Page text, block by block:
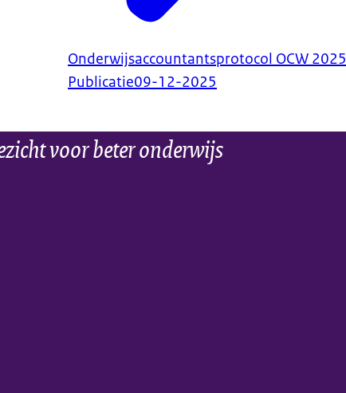
Onderwijsaccountantsprotocol OCW 2025
Publicatie09-12-2025
voor beter onderwijs